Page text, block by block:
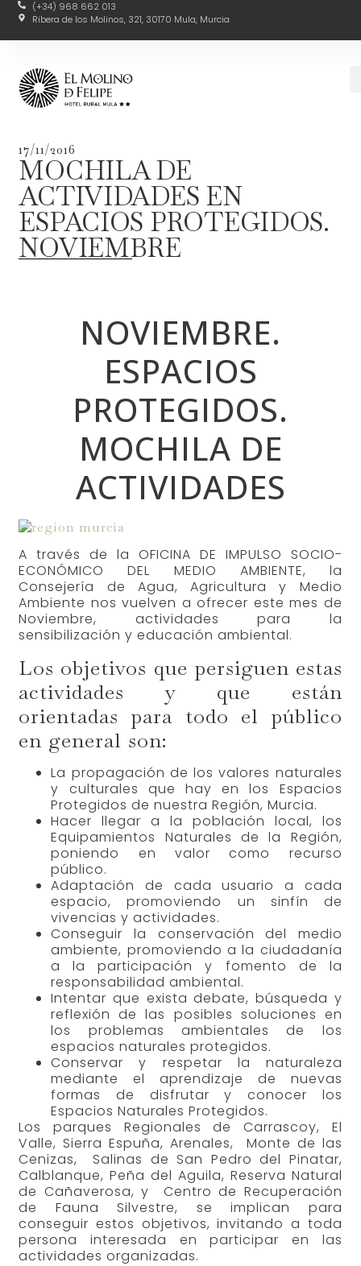
(+34) 968 662 013
Ribera de los Molinos, 321, 30170 Mula, Murcia
17/11/2016
MOCHILA DE
ACTIVIDADES EN
ESPACIOS PROTEGIDOS.
NOVIEMBRE
NOVIEMBRE.
ESPACIOS
PROTEGIDOS.
MOCHILA DE
ACTIVIDADES
A través de la OFICINA DE IMPULSO SOCIO-
ECONÓMICO DEL MEDIO AMBIENTE, la
Consejería de Agua, Agricultura y Medio
Ambiente nos vuelven a ofrecer este mes de
Noviembre, actividades para la
sensibilización y educación ambiental.
Los objetivos que persiguen estas
actividades y que están
orientadas para todo el público
en general son:
La propagación de los valores naturales
y culturales que hay en los Espacios
Protegidos de nuestra Región, Murcia.
Hacer llegar a la población local, los
Equipamientos Naturales de la Región,
poniendo en valor como recurso
público.
Adaptación de cada usuario a cada
espacio, promoviendo un sinfín de
vivencias y actividades.
Conseguir la conservación del medio
ambiente, promoviendo a la ciudadanía
a la participación y fomento de la
responsabilidad ambiental.
Intentar que exista debate, búsqueda y
reflexión de las posibles soluciones en
los problemas ambientales de los
espacios naturales protegidos.
Conservar y respetar la naturaleza
mediante el aprendizaje de nuevas
formas de disfrutar y conocer los
Espacios Naturales Protegidos.
Los parques Regionales de Carrascoy, El
Valle, Sierra Espuña, Arenales, Monte de las
Cenizas, Salinas de San Pedro del Pinatar,
Calblanque, Peña del Aguila, Reserva Natural
de Cañaverosa, y Centro de Recuperación
de Fauna Silvestre, se implican para
conseguir estos objetivos, invitando a toda
persona interesada en participar en las
actividades organizadas.